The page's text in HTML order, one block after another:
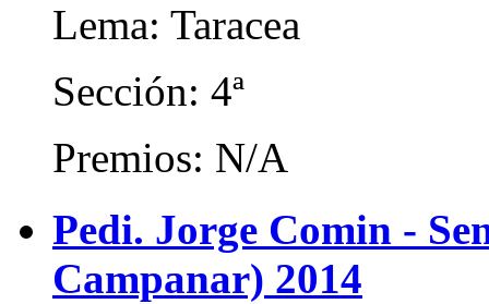
Lema: Taracea
Sección: 4ª
Premios: N/A
Pedi. Jorge Comin -
Campanar) 2014